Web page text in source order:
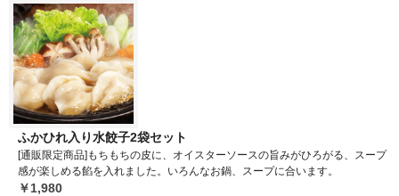
ふかひれ入り水餃子2袋セット
[通販限定商品]もちもちの皮に、オイスターソースの旨みがひろがる、スープ
感が楽しめる餡を入れました。いろんなお鍋、スープに合います。
￥1,980